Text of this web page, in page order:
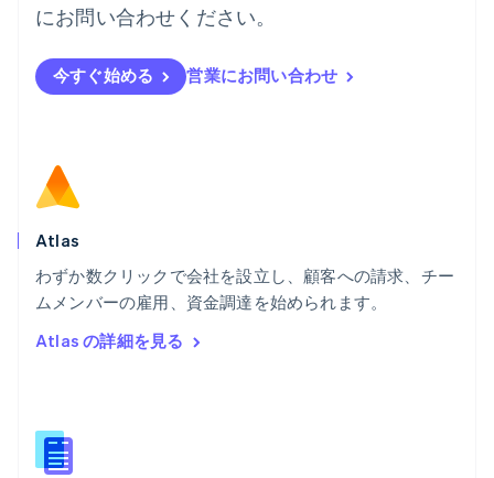
にお問い合わせください。
今すぐ始める 営業にお問い合わせ
Atlas
わずか数クリックで会社を設立し、顧客への請求、チー
ムメンバーの雇用、資金調達を始められます。
Atlas の詳細を見る
フィンランド
ブラジル
PortuguêsEnglish
フランス
ベルギー
Nederlands
ポーランド
ポルトガル
PortuguêsEnglish
English
Español
ラトビア